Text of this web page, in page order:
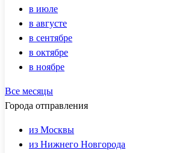
в июле
в августе
в сентябре
в октябре
в ноябре
Все месяцы
Города отправления
из Москвы
из Нижнего Новгорода